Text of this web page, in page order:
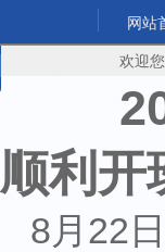
网站
欢迎
顺利开
8月22